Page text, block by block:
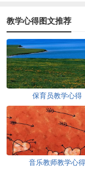
教学心得图文推荐
保育员教学心得
音乐教师教学心得